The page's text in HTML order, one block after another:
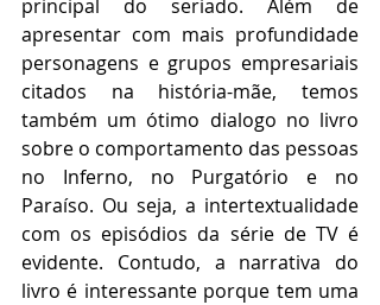
principal do seriado. Além de
apresentar com mais profundidade
personagens e grupos empresariais
citados na história-mãe, temos
também um ótimo dialogo no livro
sobre o comportamento das pessoas
no Inferno, no Purgatório e no
Paraíso. Ou seja, a intertextualidade
com os episódios da série de TV é
evidente. Contudo, a narrativa do
livro é interessante porque tem uma